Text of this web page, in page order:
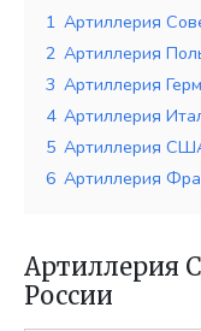
1 Артиллерия
2 Артиллерия
3 Артиллерия
4 Артиллерия
5 Артиллерия
6 Артиллерия
Артиллерия
России